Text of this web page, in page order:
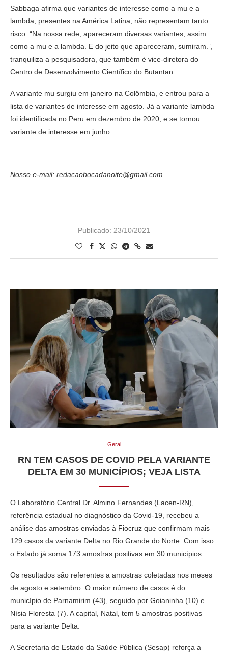
Sabbaga afirma que variantes de interesse como a mu e a
lambda, presentes na América Latina, não representam tanto
risco. “Na nossa rede, apareceram diversas variantes, assim
como a mu e a lambda. E do jeito que apareceram, sumiram.”,
tranquiliza a pesquisadora, que também é vice-diretora do
Centro de Desenvolvimento Científico do Butantan.
A variante mu surgiu em janeiro na Colômbia, e entrou para a
lista de variantes de interesse em agosto. Já a variante lambda
foi identificada no Peru em dezembro de 2020, e se tornou
variante de interesse em junho.
Nosso e-mail: redacaobocadanoite@gmail.com
Publicado: 23/10/2021
Geral
RN TEM CASOS DE COVID PELA VARIANTE
DELTA EM 30 MUNICÍPIOS; VEJA LISTA
O Laboratório Central Dr. Almino Fernandes (Lacen-RN),
referência estadual no diagnóstico da Covid-19, recebeu a
análise das amostras enviadas à Fiocruz que confirmam mais
129 casos da variante Delta no Rio Grande do Norte. Com isso
o Estado já soma 173 amostras positivas em 30 municípios.
Os resultados são referentes a amostras coletadas nos meses
de agosto e setembro. O maior número de casos é do
município de Parnamirim (43), seguido por Goianinha (10) e
Nísia Floresta (7). A capital, Natal, tem 5 amostras positivas
para a variante Delta.
A Secretaria de Estado da Saúde Pública (Sesap) reforça a